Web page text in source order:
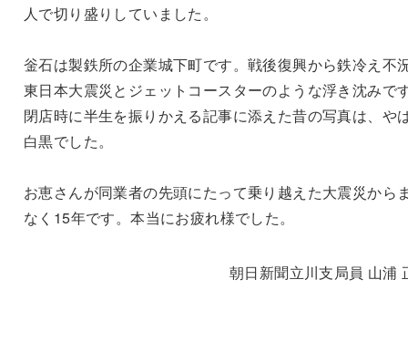
人で切り盛りしていました。
釡石は製鉄所の企業城下町です。戦後復興から鉄冷え不
東日本大震災とジェットコースターのような浮き沈みで
閉店時に半生を振りかえる記事に添えた昔の写真は、や
白黒でした。
お恵さんが同業者の先頭にたって乗り越えた大震災から
なく15年です。本当にお疲れ様でした。
朝日新聞立川支局員 山浦